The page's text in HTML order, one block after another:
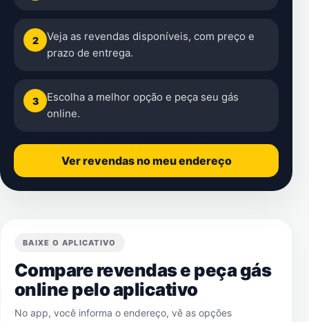
2
Veja as revendas disponíveis, com preço e
prazo de entrega.
3
Escolha a melhor opção e peça seu gás
online.
Ver revendas no meu endereço
BAIXE O APLICATIVO
Compare revendas e peça gás
online pelo aplicativo
No app, você informa o endereço, vê as opções